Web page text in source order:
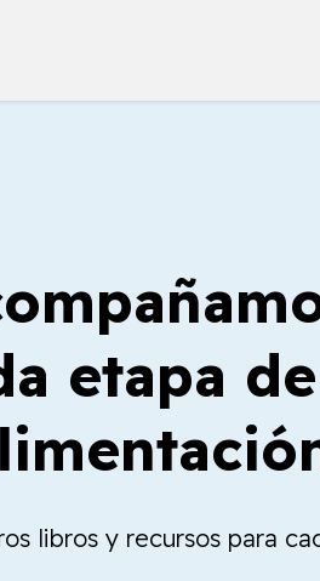
etapa
libros y recursos para